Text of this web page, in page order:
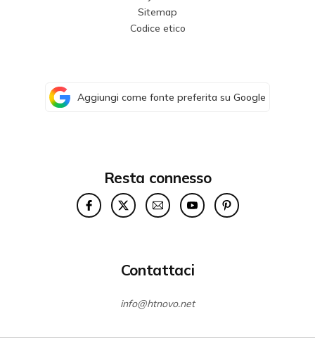
Sitemap
Codice etico
Aggiungi come fonte preferita su Google
Resta connesso
Contattaci
info@htnovo.net